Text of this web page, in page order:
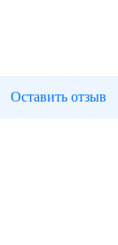
Оставить отзыв